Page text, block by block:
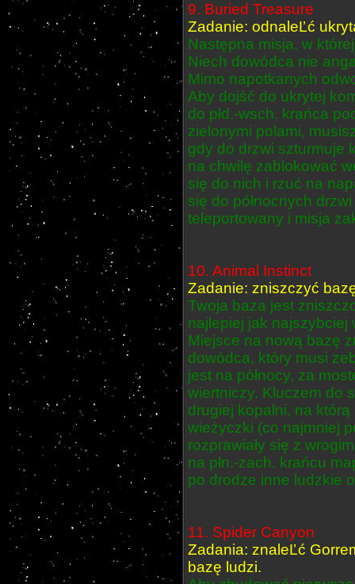
9. Buried Treasure
Zadanie: odnaleĽć
Następna misja, w
Niech dowódca nie
Mimo napotkanych
Aby dojść do ukrytej
do płd.-wsch. krańca
zielonymi polami,
gdy do drzwi szturmuje
na chwilę zablokować
się do nich i rzuć na
się do północnych
teleportowany i misja
10. Animal Instinct
Zadanie: zniszczyć
Twoja baza jest
najlepiej jak najszybciej
Miejsce na nową bazę
dowódca, który musi
jest na północy, za
wiertniczy. Kluczem do
drugiej kopalni, na
wieżyczki (co najmniej
rozprawiały się z
na płn.-zach. krańcu
po drodze inne ludzkie
11. Spider Canyon
Zadania: znaleĽć
bazę ludzi.